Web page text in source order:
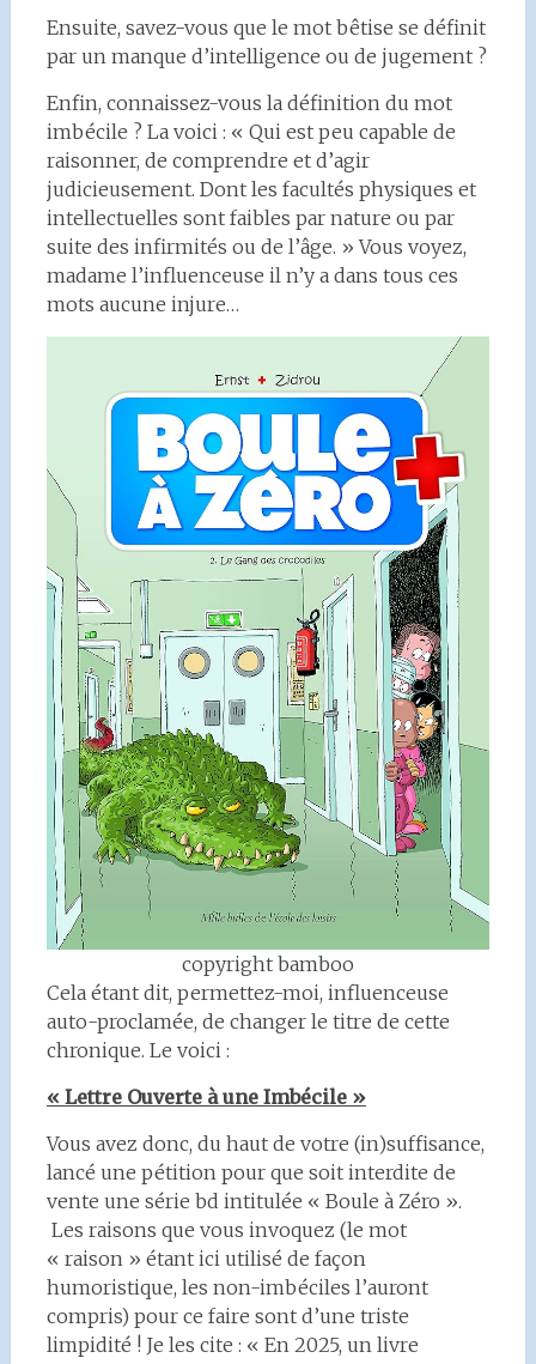
Ensuite, savez-vous que le mot bêtise se définit
par un manque d’intelligence ou de jugement ?
Enfin, connaissez-vous la définition du mot
imbécile ? La voici : « Qui est peu capable de
raisonner, de comprendre et d’agir
judicieusement. Dont les facultés physiques et
intellectuelles sont faibles par nature ou par
suite des infirmités ou de l’âge. » Vous voyez,
madame l’influenceuse il n’y a dans tous ces
mots aucune injure…
copyright bamboo
Cela étant dit, permettez-moi, influenceuse
auto-proclamée, de changer le titre de cette
chronique. Le voici :
« Lettre Ouverte à une Imbécile »
Vous avez donc, du haut de votre (in)suffisance,
lancé une pétition pour que soit interdite de
vente une série bd intitulée « Boule à Zéro ».
Les raisons que vous invoquez (le mot
« raison » étant ici utilisé de façon
humoristique, les non-imbéciles l’auront
compris) pour ce faire sont d’une triste
limpidité ! Je les cite : « En 2025, un livre